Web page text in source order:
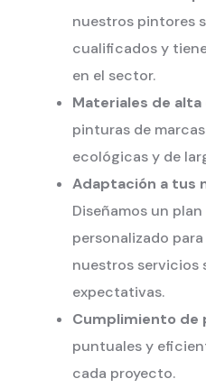
nuestros pintores
cualificados y
en el sector.
Materiales de alta
pinturas de
ecológicas y de
Adaptación a tus
Diseñamos un
personalizado
nuestros servicios
expectativas.
Cumplimiento de
puntuales y
cada proyecto.